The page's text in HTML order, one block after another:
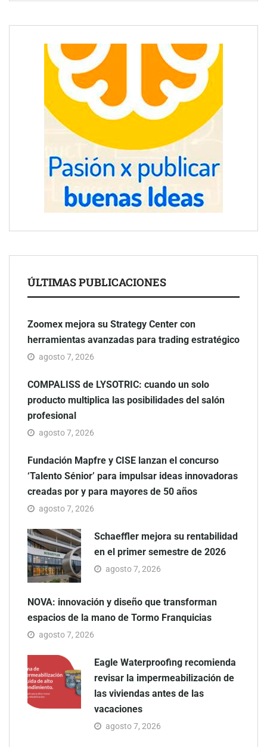
ÚLTIMAS PUBLICACIONES
Zoomex mejora su Strategy Center con
herramientas avanzadas para trading estratégico
agosto 7, 2026
COMPALISS de LYSOTRIC: cuando un solo
producto multiplica las posibilidades del salón
profesional
agosto 7, 2026
Fundación Mapfre y CISE lanzan el concurso
‘Talento Sénior’ para impulsar ideas innovadoras
creadas por y para mayores de 50 años
agosto 7, 2026
Schaeffler mejora su rentabilidad
en el primer semestre de 2026
agosto 7, 2026
NOVA: innovación y diseño que transforman
espacios de la mano de Tormo Franquicias
agosto 7, 2026
Eagle Waterproofing recomienda
revisar la impermeabilización de
las viviendas antes de las
vacaciones
agosto 7, 2026